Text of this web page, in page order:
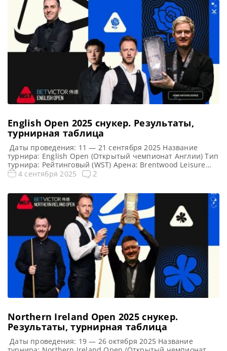
totallysnookered Марко Фу демонстрирует впечатляющее
начало снукерного сезона, успешно преодолев первый
[…]
English Open 2025 cнукер. Результаты,
турнирная таблица
Даты проведения: 11 — 21 сентября 2025 Название
турнира: English Open (Открытый чемпионат Англии) Тип
турнира: Рейтинговый (WST) Арена: Brentwood Leisure
Centre Место проведения (населенный пункт, город,
таблица English Open 2025: Открытый чемпионат Англии
2025 — турнирная сетка рейтингового турнира по
снукеру 1/16 финала […]
4 сентября 2025 2
Northern Ireland Open 2025 cнукер.
Результаты, турнирная таблица
Даты проведения: 19 — 26 октября 2025 Название